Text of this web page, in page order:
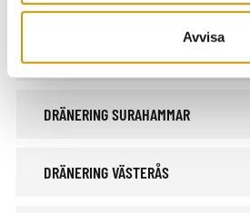
Avvisa
DRÄNERING SURAHAMMAR
DRÄNERING VÄSTERÅS